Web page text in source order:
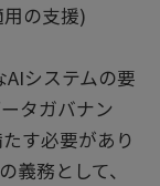
の支援)
システムの要
タガバナン
す必要があり
義務として、